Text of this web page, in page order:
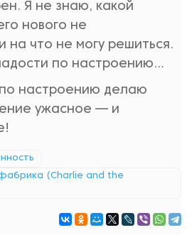
Я не знаю, какой
нового не
на что не могу решиться.
по настроению...
настроению делаю
ужасное — и
(Charlie and the